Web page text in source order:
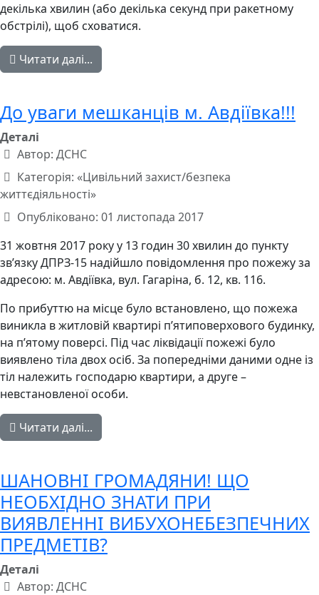
декілька хвилин (або декілька секунд при ракетному
обстрілі), щоб сховатися.
Читати далі...
До уваги мешканців м. Авдіївка!!!
Деталі
Автор: ДСНС
Категорія: «Цивільний захист/безпека
життєдіяльності»
Опубліковано: 01 листопада 2017
31 жовтня 2017 року у 13 годин 30 хвилин до пункту
зв’язку ДПРЗ-15 надійшло повідомлення про пожежу за
адресою: м. Авдіївка, вул. Гагаріна, б. 12, кв. 116.
По прибуттю на місце було встановлено, що пожежа
виникла в житловій квартирі п’ятиповерхового будинку,
на п’ятому поверсі. Під час ліквідації пожежі було
виявлено тіла двох осіб. За попередніми даними одне із
тіл належить господарю квартири, а друге –
невстановленої особи.
Читати далі...
ШАНОВНІ ГРОМАДЯНИ! ЩО
НЕОБХІДНО ЗНАТИ ПРИ
ВИЯВЛЕННІ ВИБУХОНЕБЕЗПЕЧНИХ
ПРЕДМЕТІВ?
Деталі
Автор: ДСНС